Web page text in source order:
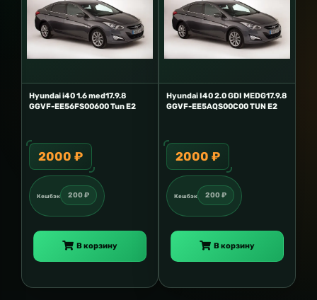
Hyundai i40 1.6 med17.9.8
GGVF-EE56FS00600 Tun E2
2000 ₽
Кешбэк 200 ₽
В корзину
Hyundai I40 2.0 GDI MEDG17.9.8
GGVF-EE5AQS00C00 TUN E2
2000 ₽
Кешбэк 200 ₽
В корзину